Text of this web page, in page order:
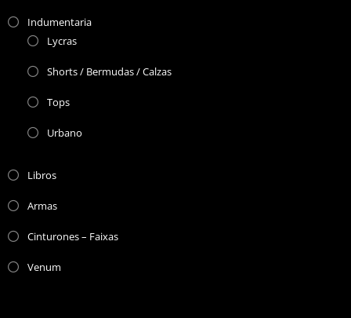
Indumentaria
Lycras
Shorts / Bermudas / Calzas
Tops
Urbano
Libros
Armas
Cinturones – Faixas
Venum